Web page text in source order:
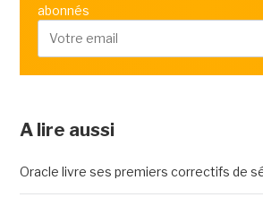
abonnés
A lire aussi
Oracle livre ses premiers correctifs de